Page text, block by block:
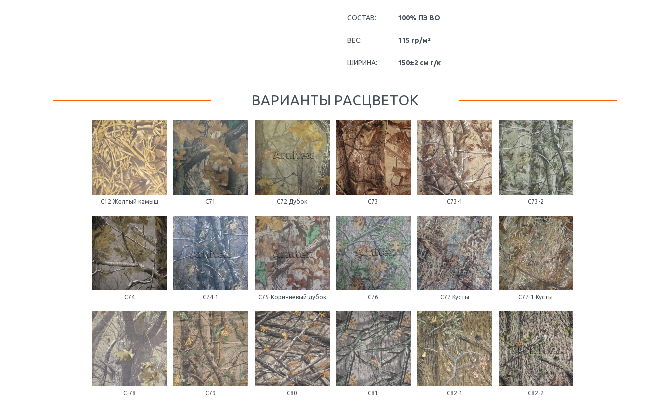
СОСТАВ: 100% ПЭ ВО
ВЕС: 115 гр/м²
ШИРИНА: 150±2 см г/к
ВАРИАНТЫ РАСЦВЕТОК
C12 Желтый камыш С71 С72 Дубок С73 С73-1 С73-2
С74 С74-1 С75-Коричневый дубок С76 С77 Кусты С77-1 Кусты
С-78 С79 С80 С81 С82-1 С82-2